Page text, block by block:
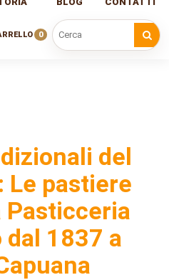
Cerca nel sito
0
del
Le pastiere
Pasticceria
1837 a